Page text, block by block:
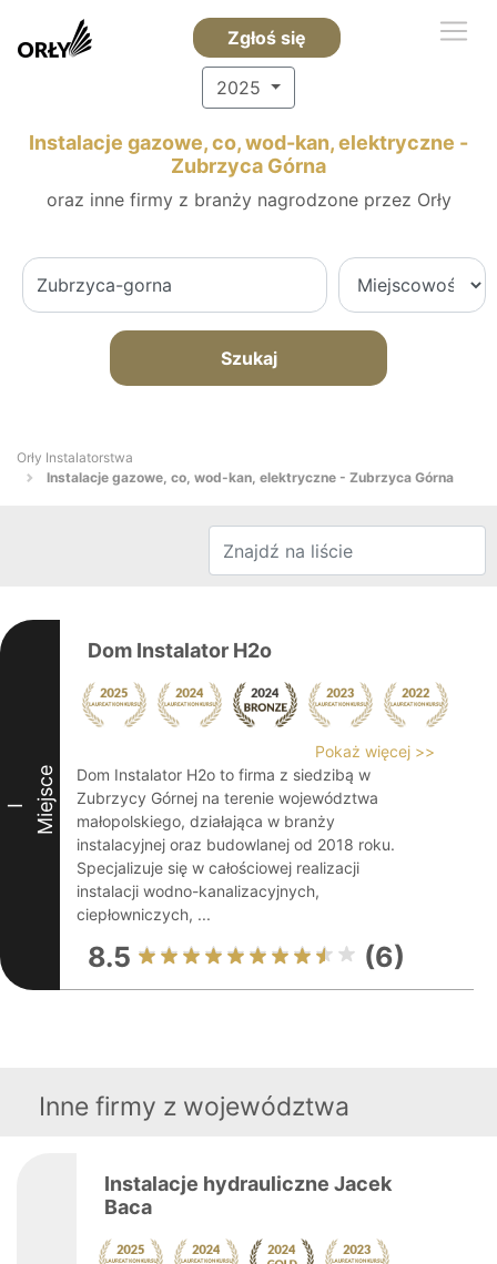
Zgłoś się
2025
Instalacje gazowe, co, wod-kan, elektryczne -
Zubrzyca Górna
oraz inne firmy z branży nagrodzone przez Orły
Szukaj
Orły Instalatorstwa
Instalacje gazowe, co, wod-kan, elektryczne - Zubrzyca Górna
I Miejsce
Dom Instalator H2o
Pokaż więcej >>
Dom Instalator H2o to firma z siedzibą w
Zubrzycy Górnej na terenie województwa
małopolskiego, działająca w branży
instalacyjnej oraz budowlanej od 2018 roku.
Specjalizuje się w całościowej realizacji
instalacji wodno-kanalizacyjnych,
ciepłowniczych, ...
8.5 (6)
Inne firmy z województwa
Instalacje hydrauliczne Jacek
Baca